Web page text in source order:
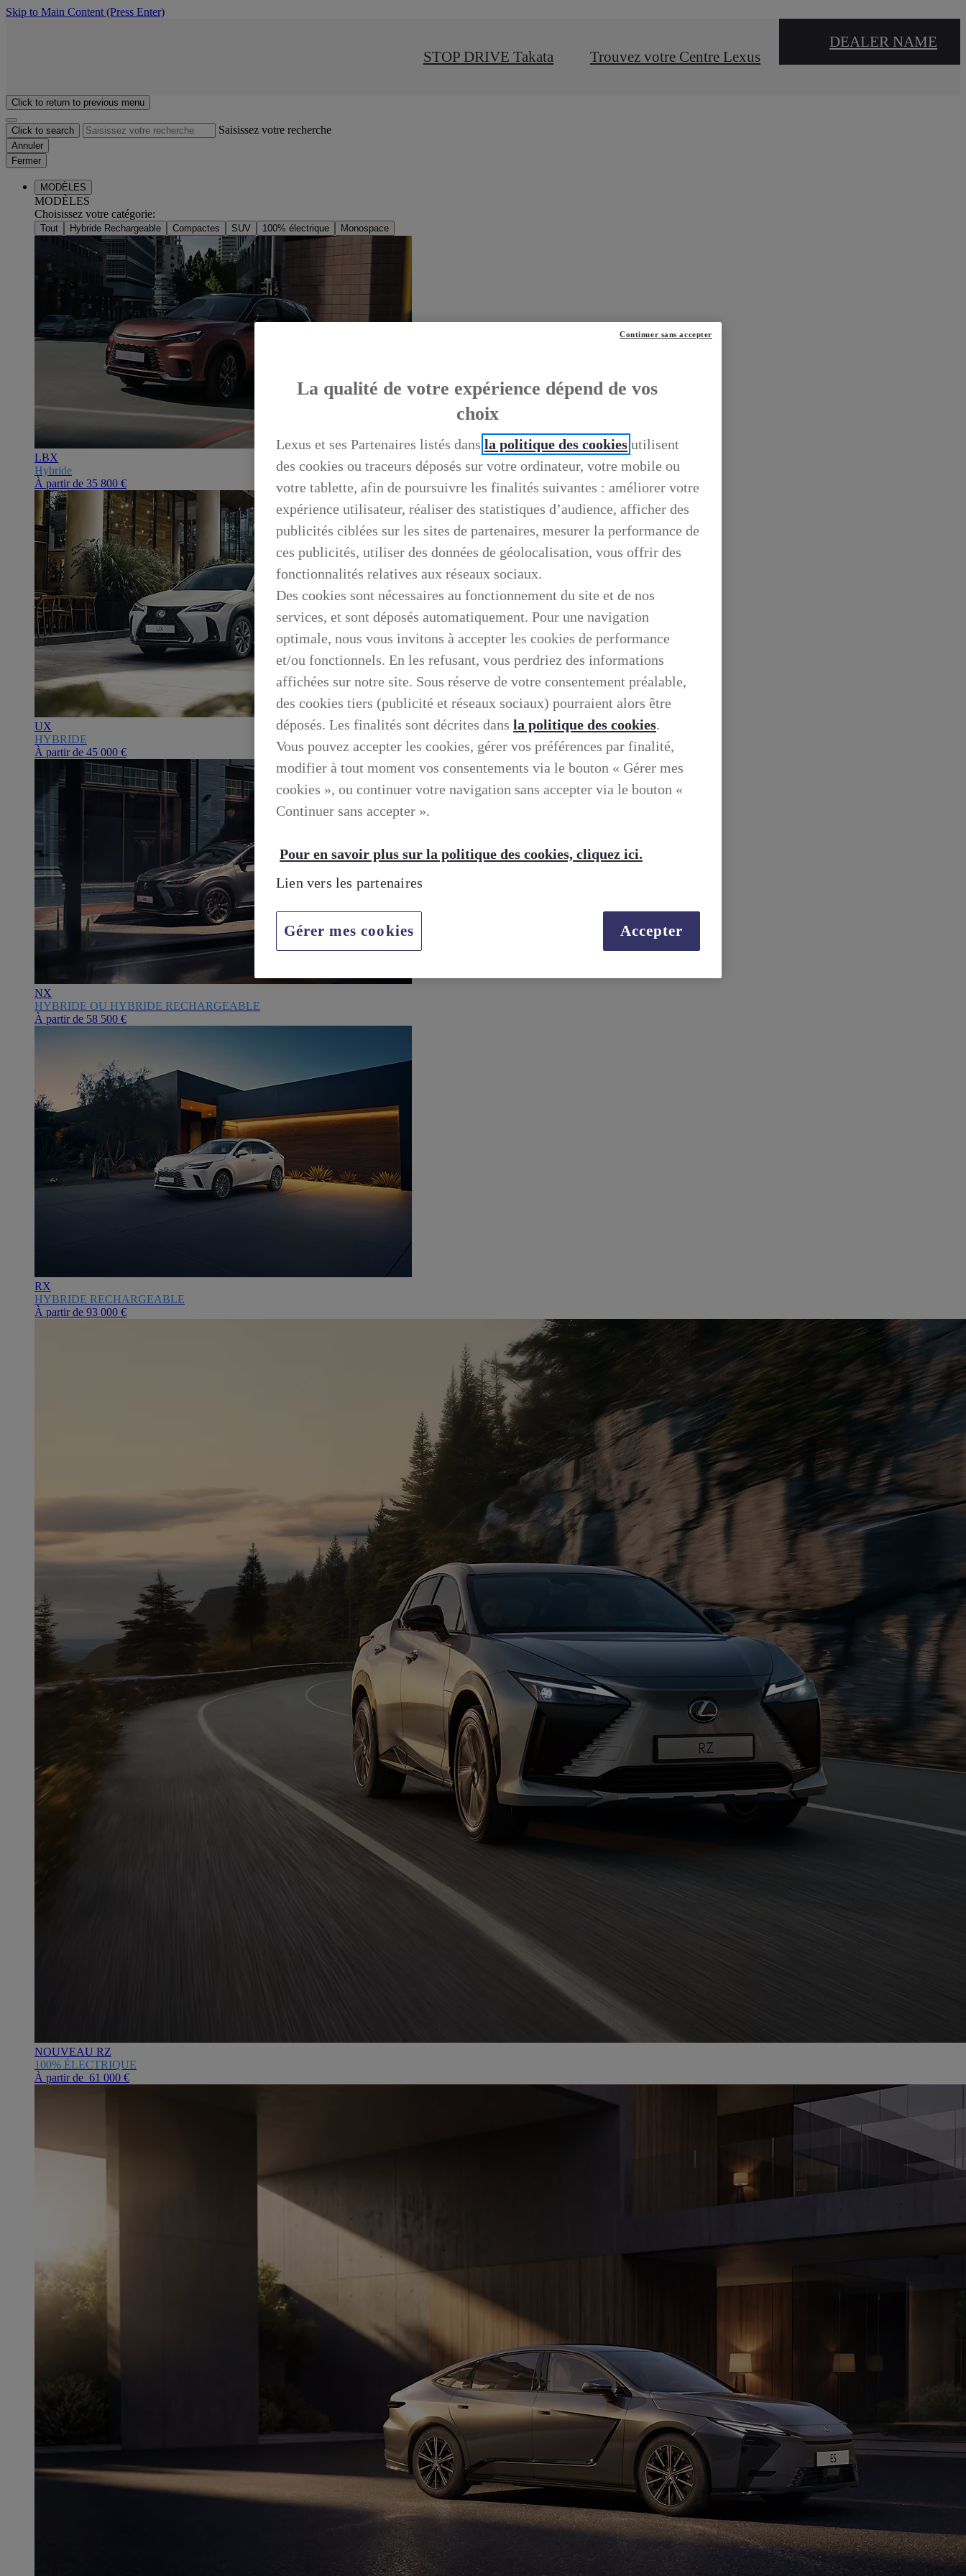
Skip to Main Content (Press Enter)
STOP DRIVE Takata Trouvez votre Centre Lexus
DEALER NAME
Click to return to previous menu
Click to search Saisissez votre recherche
Annuler
Fermer
MODÈLES
MODÈLES
Choisissez votre catégorie:
Tout Hybride Rechargeable Compactes SUV 100% électrique Monospace
LBX
Hybride
À partir de 35 800 €
UX
HYBRIDE
À partir de 45 000 €
NX
HYBRIDE OU HYBRIDE RECHARGEABLE
À partir de 58 500 €
RX
HYBRIDE RECHARGEABLE
À partir de 93 000 €
NOUVEAU RZ
100% ÉLECTRIQUE
À partir de 61 000 €
La qualité de votre expérience dépend de vos
choix
Lexus et ses Partenaires listés dans la politique des cookies utilisent
des cookies ou traceurs déposés sur votre ordinateur, votre mobile ou
votre tablette, afin de poursuivre les finalités suivantes : améliorer votre
expérience utilisateur, réaliser des statistiques d’audience, afficher des
publicités ciblées sur les sites de partenaires, mesurer la performance de
ces publicités, utiliser des données de géolocalisation, vous offrir des
fonctionnalités relatives aux réseaux sociaux.
Des cookies sont nécessaires au fonctionnement du site et de nos
services, et sont déposés automatiquement. Pour une navigation
optimale, nous vous invitons à accepter les cookies de performance
et/ou fonctionnels. En les refusant, vous perdriez des informations
affichées sur notre site. Sous réserve de votre consentement préalable,
des cookies tiers (publicité et réseaux sociaux) pourraient alors être
déposés. Les finalités sont décrites dans la politique des cookies.
Vous pouvez accepter les cookies, gérer vos préférences par finalité,
modifier à tout moment vos consentements via le bouton « Gérer mes
cookies », ou continuer votre navigation sans accepter via le bouton «
Continuer sans accepter ».
Pour en savoir plus sur la politique des cookies, cliquez ici.
Lien vers les partenaires
Gérer mes cookies
Continuer sans accepter
Accepter